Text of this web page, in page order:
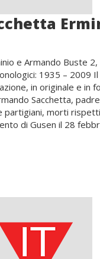
e Armando Buste
1935 – 2009
in originale e in
Sacchetta,
partigiani, morti
di Gusen il 28